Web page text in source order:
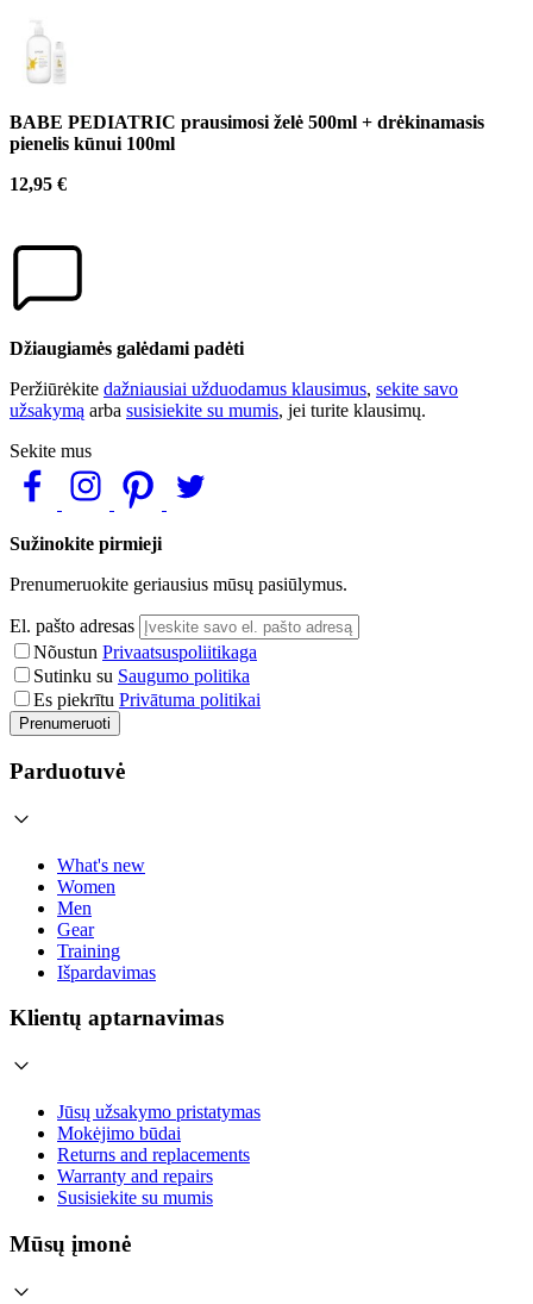
BABE PEDIATRIC prausimosi želė 500ml + drėkinamasis
pienelis kūnui 100ml
12,95 €
Džiaugiamės galėdami padėti
Peržiūrėkite dažniausiai užduodamus klausimus, sekite savo
užsakymą arba susisiekite su mumis, jei turite klausimų.
Sekite mus
Sužinokite pirmieji
Prenumeruokite geriausius mūsų pasiūlymus.
El. pašto adresas
Nõustun Privaatsuspoliitikaga
Sutinku su Saugumo politika
Es piekrītu Privātuma politikai
Prenumeruoti
Parduotuvė
What's new
Women
Men
Gear
Training
Išpardavimas
Klientų aptarnavimas
Jūsų užsakymo pristatymas
Mokėjimo būdai
Returns and replacements
Warranty and repairs
Susisiekite su mumis
Mūsų įmonė